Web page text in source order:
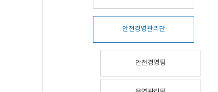
안전경영관리단
안전경영팀